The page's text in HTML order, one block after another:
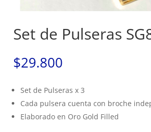
Set de Pulseras
$29.800
Set de Pulseras x 3
Cada pulsera cuenta con broche
Elaborado en Oro Gold Filled